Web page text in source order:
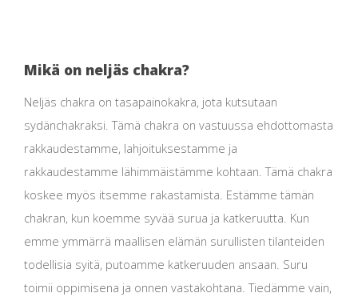
Mikä on neljäs chakra?
Neljäs chakra on tasapainokakra, jota kutsutaan
sydänchakraksi. Tämä chakra on vastuussa ehdottomasta
rakkaudestamme, lahjoituksestamme ja
rakkaudestamme lähimmäistämme kohtaan. Tämä chakra
koskee myös itsemme rakastamista. Estämme tämän
chakran, kun koemme syvää surua ja katkeruutta. Kun
emme ymmärrä maallisen elämän surullisten tilanteiden
todellisia syitä, putoamme katkeruuden ansaan. Suru
toimii oppimisena ja onnen vastakohtana. Tiedämme vain,